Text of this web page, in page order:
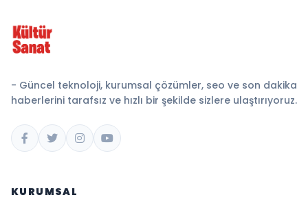
- Güncel teknoloji, kurumsal çözümler, seo ve son dakika
haberlerini tarafsız ve hızlı bir şekilde sizlere ulaştırıyoruz.
KURUMSAL